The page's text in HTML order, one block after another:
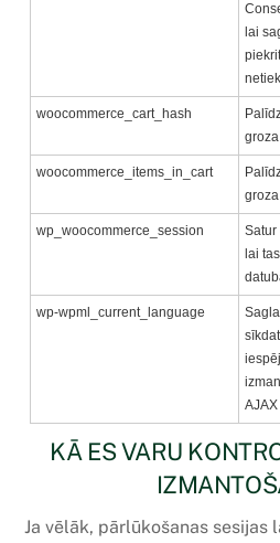
lai
woocommerce_cart_hash
woocommerce_items_in_cart
wp_woocommerce_session
lai
wp-wpml_current_language
KĀ ES VARU
Ja vēlāk, pārlūkošanas sesijas